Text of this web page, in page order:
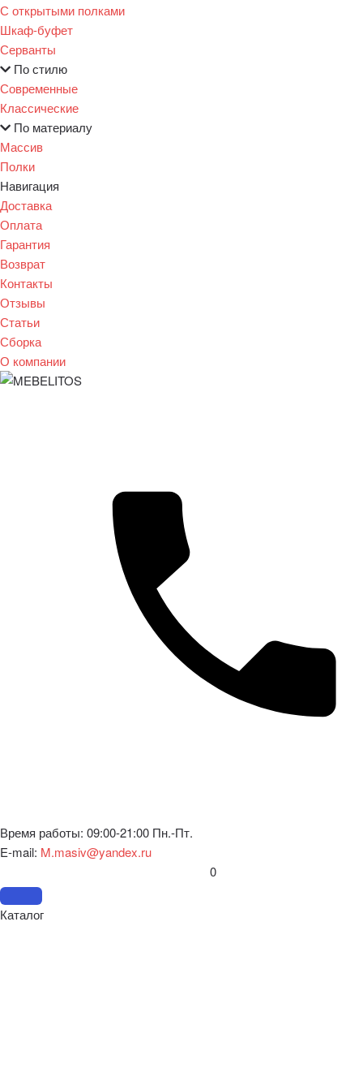
С открытыми полками
Шкаф-буфет
Серванты
По стилю
Современные
Классические
По материалу
Массив
Полки
Навигация
Доставка
Оплата
Гарантия
Возврат
Контакты
Отзывы
Статьи
Сборка
О компании
Время работы: 09:00-21:00 Пн.-Пт.
E-mail: M.masiv@yandex.ru
0
Каталог